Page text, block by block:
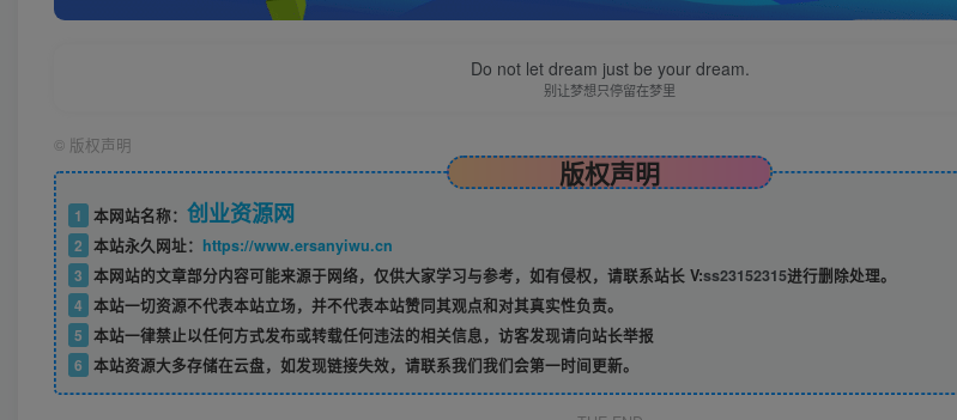
Do not let dream just be your dream.
别让梦想只停留在梦里
© 版权声明
版权声明
1 本网站名称： 创业资源网
2 本站永久网址： https://www.ersanyiwu.cn
3 本网站的文章部分内容可能来源于网络，仅供大家学习与参考，如有侵权，请联系站长 V:ss23152315进行删除处理。
4 本站一切资源不代表本站立场，并不代表本站赞同其观点和对其真实性负责。
5 本站一律禁止以任何方式发布或转载任何违法的相关信息，访客发现请向站长举报
6 本站资源大多存储在云盘，如发现链接失效，请联系我们我们会第一时间更新。